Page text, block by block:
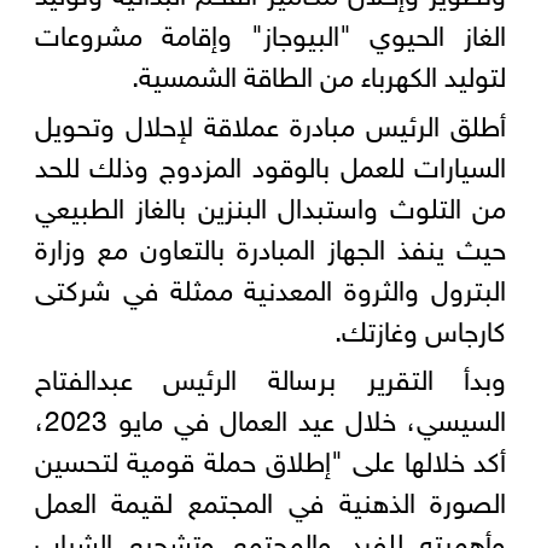
الغاز الحيوي "البيوجاز" وإقامة مشروعات
لتوليد الكهرباء من الطاقة الشمسية.
أطلق الرئيس مبادرة عملاقة لإحلال وتحويل
السيارات للعمل بالوقود المزدوج وذلك للحد
من التلوث واستبدال البنزين بالغاز الطبيعي
حيث ينفذ الجهاز المبادرة بالتعاون مع وزارة
البترول والثروة المعدنية ممثلة في شركتى
كارجاس وغازتك.
وبدأ التقرير برسالة الرئيس عبدالفتاح
السيسي، خلال عيد العمال في مايو 2023،
أكد خلالها على "إطلاق حملة قومية لتحسين
الصورة الذهنية في المجتمع لقيمة العمل